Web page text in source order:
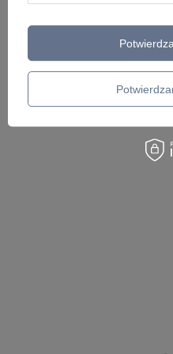
Czerwona prosta lampka stołowa
399,00 zł / szt.